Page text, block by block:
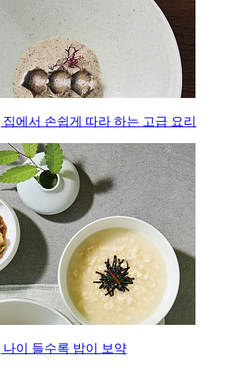
에서 손쉽게 따라 하는 고급 요리
이 들수록 밥이 보약